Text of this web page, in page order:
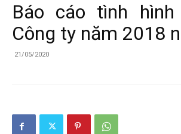
Báo cáo tình
Công ty năm 2018
21/05/2020